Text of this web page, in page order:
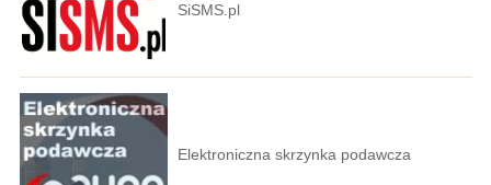
SiSMS.pl
Elektroniczna skrzynka podawcza